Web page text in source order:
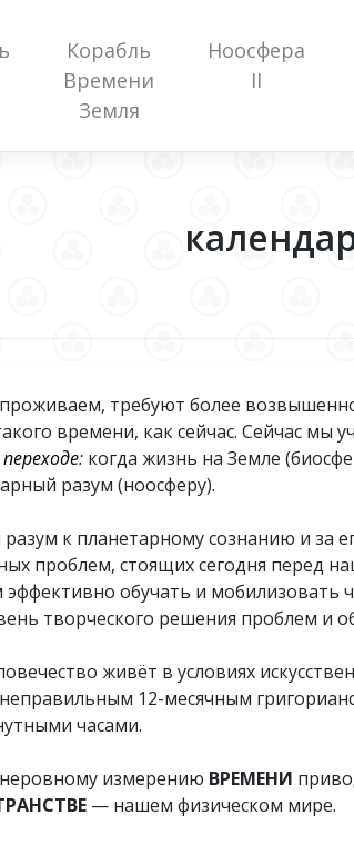
Корабль
Времени
Земля
Ноосфера
II
требуют более
времени, как сейчас. Сейчас мы
:когда жизнь на Земле
разум (ноосферу).
к планетарному сознанию и за
проблем, стоящих сегодня перед
обучать и мобилизовать
творческого решения проблем и
живёт в условиях
неправильным 12-месячным
часами.
измерению ВРЕМЕНИ
— нашем физическом мире.